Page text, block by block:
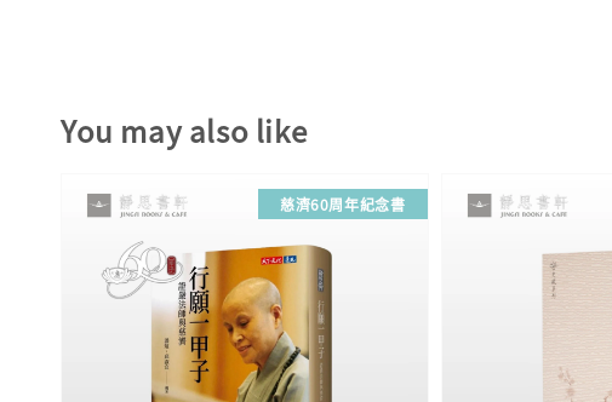
You may also like
慈濟60周年紀念書